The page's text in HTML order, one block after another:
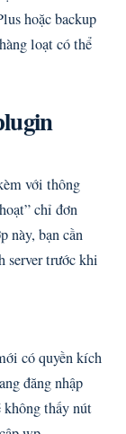
hoặc backup
loạt có thể
với thông
chỉ đơn
này, bạn cần
server trước khi
có quyền kích
đăng nhập
thấy nút